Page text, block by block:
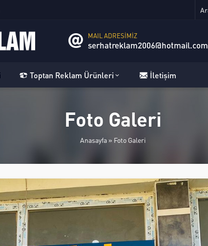
MAIL ADRESİMİZ
serhatreklam2006@hotmail.com
Toptan Reklam Ürünleri İletişim
Foto Galeri
Anasayfa» Foto Galeri